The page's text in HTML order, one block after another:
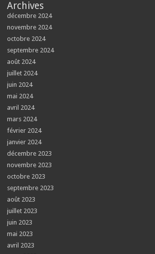
Archives
décembre 2024
novembre 2024
octobre 2024
septembre 2024
août 2024
juillet 2024
juin 2024
mai 2024
avril 2024
mars 2024
février 2024
janvier 2024
décembre 2023
novembre 2023
octobre 2023
septembre 2023
août 2023
juillet 2023
juin 2023
mai 2023
avril 2023